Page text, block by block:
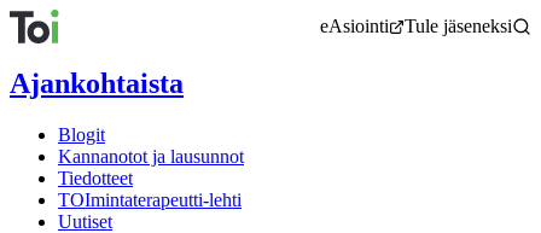
Siirry
sisältöön
eAsiointi Tule jäseneksi
Ajankohtaista
Blogit
Kannanotot ja lausunnot
Tiedotteet
TOImintaterapeutti-lehti
Uutiset